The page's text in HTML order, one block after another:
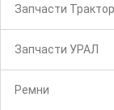
Запчасти Трактор
Запчасти УРАЛ
Ремни